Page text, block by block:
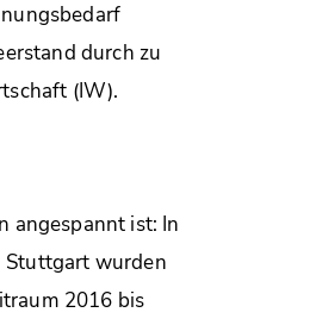
durch zu
(IW).
angespannt ist: In
Stuttgart wurden
2016 bis